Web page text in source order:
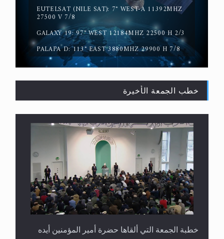
حقيقة المسيح الدجال
القرآن قاضٍ وحكمٌ على السنة ومهيمنٌ عليها.. ليس
العكس
EUTELSAT (NILE SAT): 7° WEST-A 11392MHZ
27500 V 7/8
GALAXY 19: 97° WEST 12184MHZ 22500 H 2/3
PALAPA D: 113° EAST 3880MHZ 29900 H 7/8
خطب الجمعة الأخيرة
خطبة الجمعة التي ألقاها حضرة أمير المؤمنين أيده